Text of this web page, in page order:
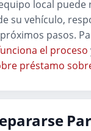
local puede
su vehículo,
pasos.
el proceso
préstamo